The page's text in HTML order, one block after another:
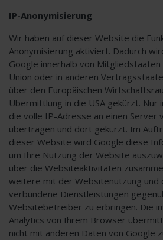
IP-Anonymisierung
Wir haben auf dieser Website die
Anonymisierung aktiviert. Dadurch
Google innerhalb von
Union oder in anderen
über den Europäischen
Übermittlung in die USA gekürzt. Nur
die volle IP-Adresse an einen Server
übertragen und dort gekürzt. Im
dieser Website wird Google diese
um Ihre Nutzung der Website
über die Websiteaktivitäten
weitere mit der Websitenutzung und
verbundene Dienstleistungen
Websitebetreiber zu erbringen. Die
Analytics von Ihrem Browser
nicht mit anderen Daten von Google